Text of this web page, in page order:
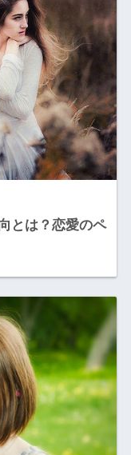
とは？恋愛のペ